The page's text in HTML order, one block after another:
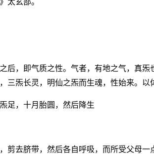
，即气质之性。气者，有地之气，真
炁长灵，明仙之炁而生魂，性始来。
足，十月胎圆，然后降生
去脐带，然后各自呼吸，而所受父母